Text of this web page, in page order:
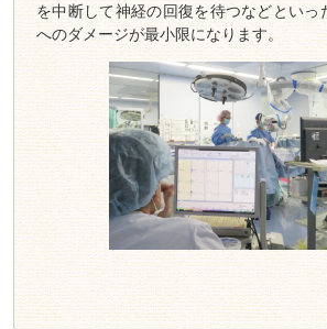
を中断して神経の回復を待つなどといっ
へのダメージが最小限になります。